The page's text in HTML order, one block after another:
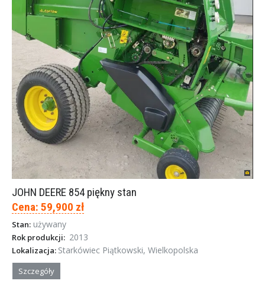
JOHN DEERE 854 piękny stan
Cena: 59,900 zł
Stan: używany
Rok produkcji: 2013
Lokalizacja: Starkówiec Piątkowski, Wielkopolska
Szczegóły